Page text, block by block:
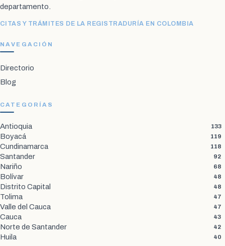
departamento.
CITAS Y TRÁMITES DE LA REGISTRADURÍA EN COLOMBIA
NAVEGACIÓN
Directorio
Blog
CATEGORÍAS
Antioquia 133
Boyacá 119
Cundinamarca 118
Santander 92
Nariño 68
Bolívar 48
Distrito Capital 48
Tolima 47
Valle del Cauca 47
Cauca 43
Norte de Santander 42
Huila 40